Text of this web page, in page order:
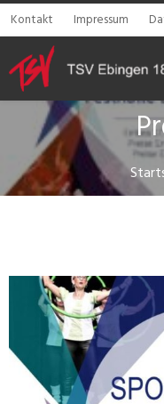
Kontakt Impressum